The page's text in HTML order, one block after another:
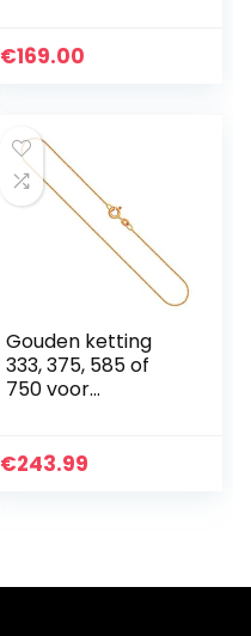
gouden
juwelendoosje om
cadeau te geven
(45 cm), Goud,
Geen edelsteen
€169.00
Gouden ketting
333, 375, 585 of
750 voor
geelgoud, breedte
€243.99